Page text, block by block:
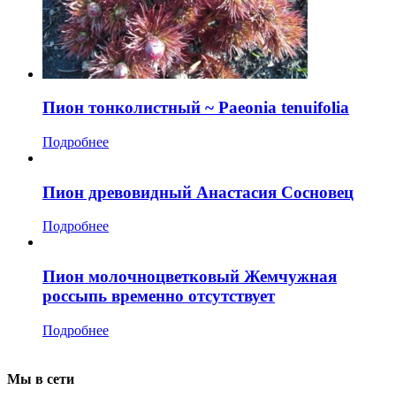
Пион тонколистный ~ Paeonia tenuifolia
Подробнее
Пион древовидный Анастасия Сосновец
Подробнее
Пион молочноцветковый Жемчужная
россыпь временно отсутствует
Подробнее
Мы в сети